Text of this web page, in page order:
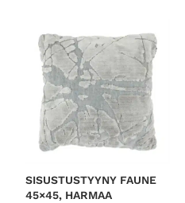
SISUSTUSTYYNY FAUNE
45×45, HARMAA